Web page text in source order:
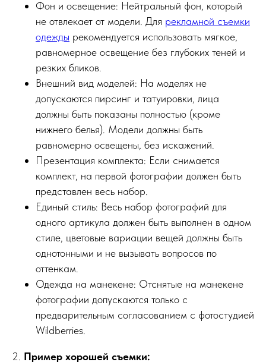
Фон и освещение: Нейтральный фон, который
не отвлекает от модели. Для рекламной съемки
одежды рекомендуется использовать мягкое,
равномерное освещение без глубоких теней и
резких бликов.
Внешний вид моделей: На моделях не
допускаются пирсинг и татуировки, лица
должны быть показаны полностью (кроме
нижнего белья). Модели должны быть
равномерно освещены, без искажений.
Презентация комплекта: Если снимается
комплект, на первой фотографии должен быть
представлен весь набор.
Единый стиль: Весь набор фотографий для
одного артикула должен быть выполнен в одном
стиле, цветовые вариации вещей должны быть
однотонными и не вызывать вопросов по
оттенкам.
Одежда на манекене: Отснятые на манекене
фотографии допускаются только с
предварительным согласованием с фотостудией
Wildberries.
2. Пример хорошей съемки: